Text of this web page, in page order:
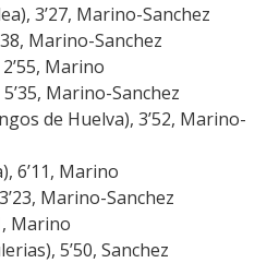
3’27, Marino-Sanchez
Marino-Sanchez
Marino
Marino-Sanchez
de Huelva), 3’52, Marino-
6’11, Marino
Marino-Sanchez
Marino
5’50, Sanchez